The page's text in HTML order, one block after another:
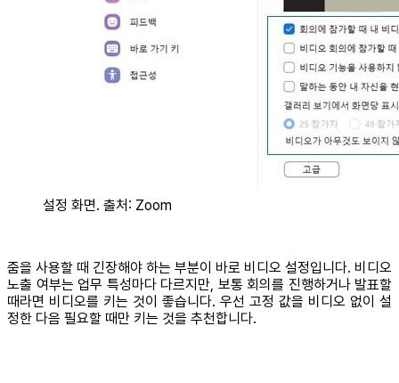
설정 화면. 출처: Zoom
줌을 사용할 때 긴장해야 하는 부분이 바로 비디오 설정입니다. 비디오
노출 여부는 업무 특성마다 다르지만, 보통 회의를 진행하거나 발표할
때라면 비디오를 키는 것이 좋습니다. 우선 고정 값을 비디오 없이 설
정한 다음 필요할 때만 키는 것을 추천합니다.